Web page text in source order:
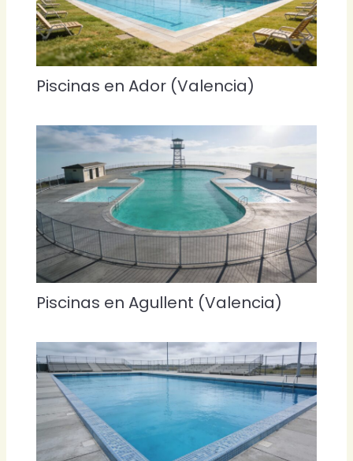
Piscinas en Ador (Valencia)
Piscinas en Agullent (Valencia)